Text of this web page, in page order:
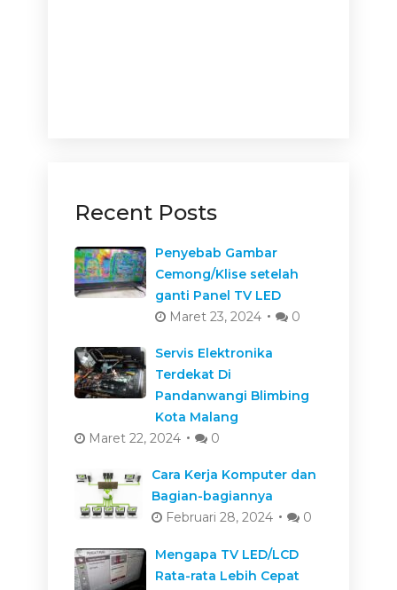
Recent Posts
Penyebab Gambar
Cemong/Klise setelah
ganti Panel TV LED
Maret 23, 2024
0
Servis Elektronika
Terdekat Di
Pandanwangi Blimbing
Kota Malang
Maret 22, 2024
0
Cara Kerja Komputer dan
Bagian-bagiannya
Februari 28, 2024
0
Mengapa TV LED/LCD
Rata-rata Lebih Cepat